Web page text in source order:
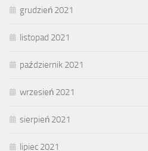
grudzień 2021
listopad 2021
październik 2021
wrzesień 2021
sierpień 2021
lipiec 2021